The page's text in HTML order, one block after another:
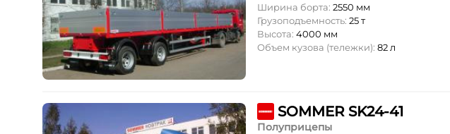
Ширина борта: 2550 мм
Грузоподъемность: 25 т
Высота: 4000 мм
Объем кузова (тележки): 82 л
SOMMER SK24-41
Полуприцепы